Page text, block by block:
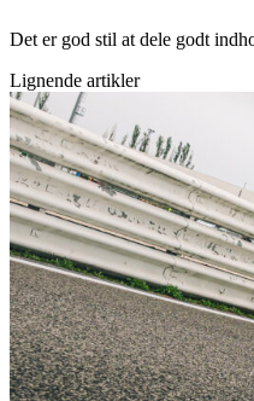
Det er god stil at dele godt
Lignende artikler